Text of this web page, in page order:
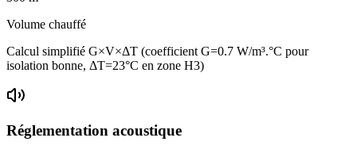
Volume chauffé
Calcul simplifié G×V×ΔT (coefficient G=0.7 W/m³.°C pour
isolation bonne, ΔT=23°C en zone H3)
Réglementation acoustique